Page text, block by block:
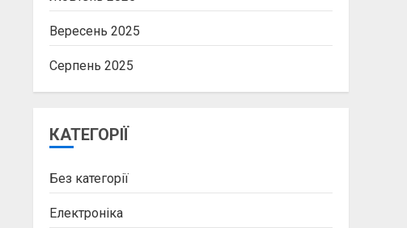
Вересень 2025
Серпень 2025
КАТЕГОРІЇ
Без категорії
Електроніка